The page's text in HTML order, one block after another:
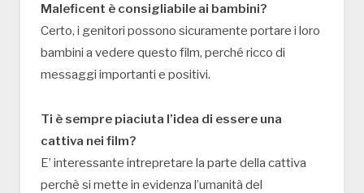
Maleficent è consigliabile ai bambini?
Certo, i genitori possono sicuramente portare i loro
bambini a vedere questo film, perché ricco di
messaggi importanti e positivi.
Ti è sempre piaciuta l’idea di essere una
cattiva nei film?
E’ interessante intrepretare la parte della cattiva
perchè si mette in evidenza l’umanità del